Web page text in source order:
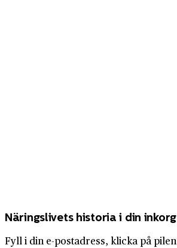
Näringslivets historia i din inkorg
Fyll i din e-postadress, klicka på pilen